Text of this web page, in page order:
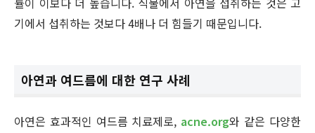
기에서 섭취하는 것보다 4배나 더 힘들기 때문입니다.
아연과 여드름에 대한 연구 사례
아연은 효과적인 여드름 치료제로, acne.org와 같은 다양한